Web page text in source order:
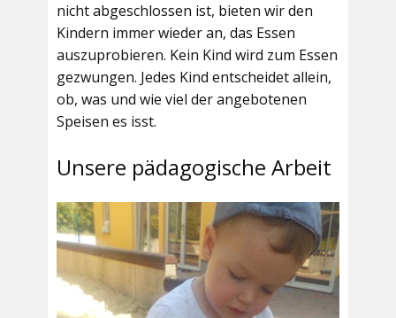
nicht abgeschlossen ist, bieten wir den
Kindern immer wieder an, das Essen
auszuprobieren. Kein Kind wird zum Essen
gezwungen. Jedes Kind entscheidet allein,
ob, was und wie viel der angebotenen
Speisen es isst.
Unsere pädagogische Arbeit